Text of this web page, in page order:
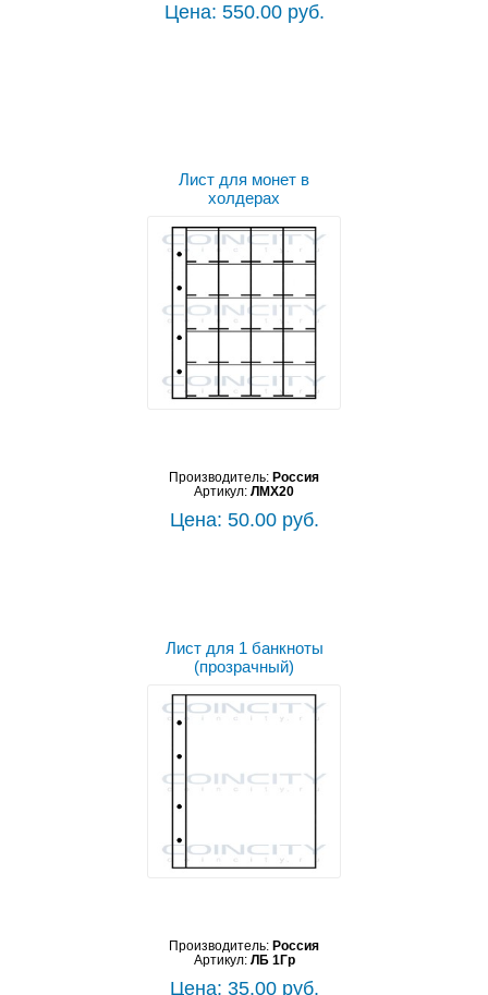
Цена: 550.00 руб.
Лист для монет в
холдерах
Производитель: Россия
Артикул: ЛМХ20
Цена: 50.00 руб.
Лист для 1 банкноты
(прозрачный)
Производитель: Россия
Артикул: ЛБ 1Гр
Цена: 35.00 руб.